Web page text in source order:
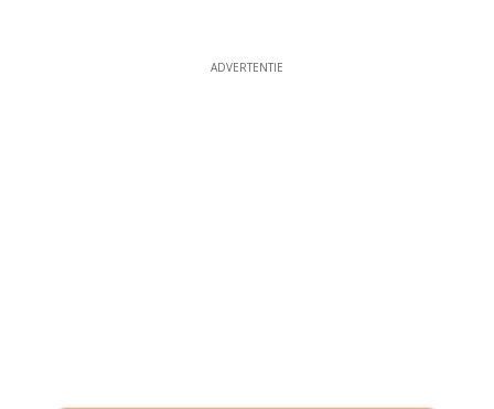
ADVERTENTIE